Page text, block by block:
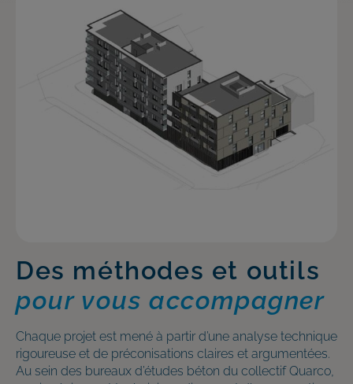
Des méthodes et outils
pour vous accompagner
Chaque projet est mené à partir d’une analyse technique
rigoureuse et de préconisations claires et argumentées.
Au sein des bureaux d’études béton du collectif Quarco,